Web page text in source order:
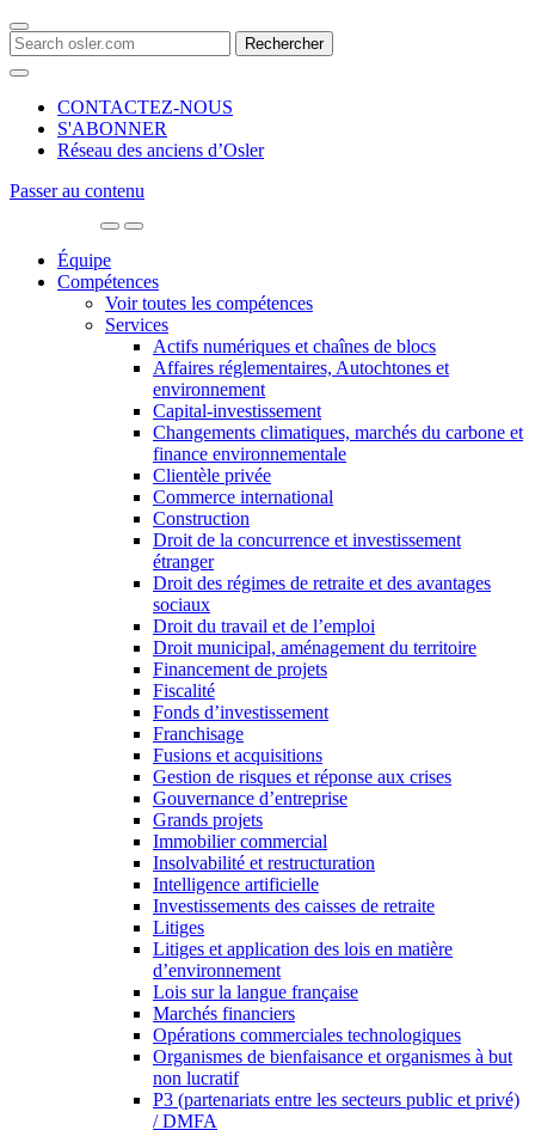
Search
for:
CONTACTEZ-NOUS
S'ABONNER
Réseau des anciens d’Osler
Passer au contenu
Navigation
Équipe
Compétences
Voir toutes les compétences
Services
Actifs numériques et chaînes de blocs
Affaires réglementaires, Autochtones et
environnement
Capital-investissement
Changements climatiques, marchés du carbone et
finance environnementale
Clientèle privée
Commerce international
Construction
Droit de la concurrence et investissement
étranger
Droit des régimes de retraite et des avantages
sociaux
Droit du travail et de l’emploi
Droit municipal, aménagement du territoire
Financement de projets
Fiscalité
Fonds d’investissement
Franchisage
Fusions et acquisitions
Gestion de risques et réponse aux crises
Gouvernance d’entreprise
Grands projets
Immobilier commercial
Insolvabilité et restructuration
Intelligence artificielle
Investissements des caisses de retraite
Litiges
Litiges et application des lois en matière
d’environnement
Lois sur la langue française
Marchés financiers
Opérations commerciales technologiques
Organismes de bienfaisance et organismes à but
non lucratif
P3 (partenariats entre les secteurs public et privé)
/ DMFA